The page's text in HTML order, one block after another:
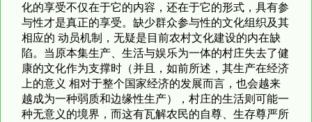
化的享受不仅在于它的内容，还在于它的形式，具有参
与性才是真正的享受。缺少群众参与性的文化组织及其
相应的 动员机制，无疑是目前农村文化建设的内在缺
陷。当原本集生产、生活与娱乐为一体的村庄失去了健
康的文化作为支撑时（并且，如前所述，其生产在经济
上的意义 相对于整个国家经济的发展而言，也会越来
越成为一种弱质和边缘性生产），村庄的生活则可能一
种无意义的境界，而这有瓦解农民的自尊、生存尊严所